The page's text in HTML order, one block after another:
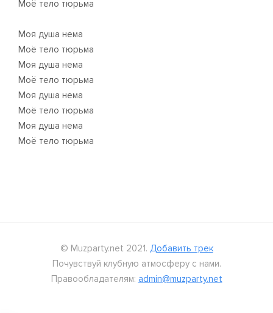
Моё тело тюрьма
Моя душа нема
Моё тело тюрьма
Моя душа нема
Моё тело тюрьма
Моя душа нема
Моё тело тюрьма
Моя душа нема
Моё тело тюрьма
© Muzparty.net 2021. Добавить трек
Почувствуй клубную атмосферу с нами.
Правообладателям: admin@muzparty.net